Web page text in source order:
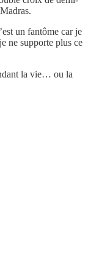
un fantôme car je
ne supporte plus ce
la vie… ou la